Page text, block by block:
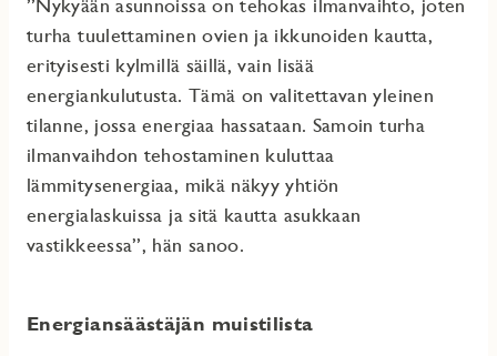
”Nykyään asunnoissa on tehokas ilmanvaihto, joten
turha tuulettaminen ovien ja ikkunoiden kautta,
erityisesti kylmillä säillä, vain lisää
energiankulutusta. Tämä on valitettavan yleinen
tilanne, jossa energiaa hassataan. Samoin turha
ilmanvaihdon tehostaminen kuluttaa
lämmitysenergiaa, mikä näkyy yhtiön
energialaskuissa ja sitä kautta asukkaan
vastikkeessa”, hän sanoo.
Energiansäästäjän muistilista